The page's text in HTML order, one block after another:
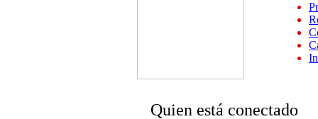
Quien está conectado